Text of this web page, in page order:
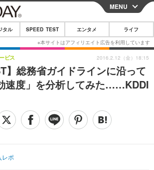
CLOSE
スマートフォン
その他
映画・ドラマ
方法
MENU
タル SPEED TEST エンタメ ライフ
】総務省ガイドラインに沿って
速度」を分析してみた……KDDI
ビス
レポ
2016.2.12（金）18:15